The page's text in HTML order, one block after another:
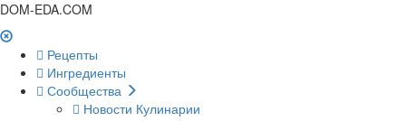
DOM-EDA.COM
Рецепты
Ингредиенты
Сообщества
Новости Кулинарии